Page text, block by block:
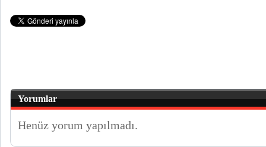
Yorumlar
Henüz yorum yapılmadı.